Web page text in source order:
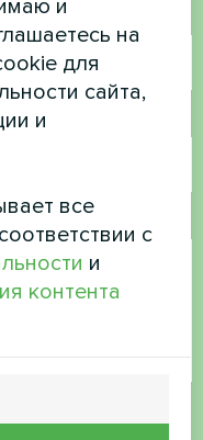
и
на
для
сайта,
и
все
с
и
контента